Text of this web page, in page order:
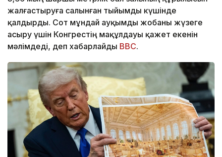
жалғастыруға салынған тыйымды күшінде
қалдырды. Сот мұндай ауқымды жобаны жүзеге
асыру үшін Конгрестің мақұлдауы қажет екенін
мәлімдеді, деп хабарлайды BBC.